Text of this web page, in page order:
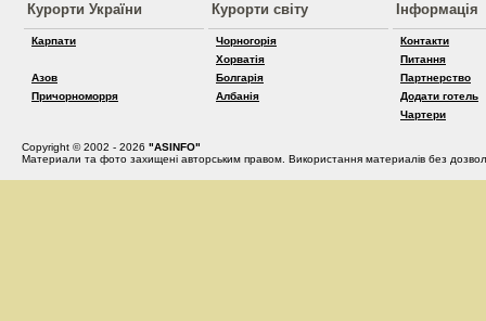
Курорти України
Карпати
Азов
Причорноморря
Курорти світу
Чорногорія
Хорватія
Болгарія
Албанія
Інформація
Контакти
Питання
Партнерство
Додати готель
Чартери
Copyright © 2002 - 2026 "ASINFO"
Материали та фото захищені авторським правом. Використання материалів без